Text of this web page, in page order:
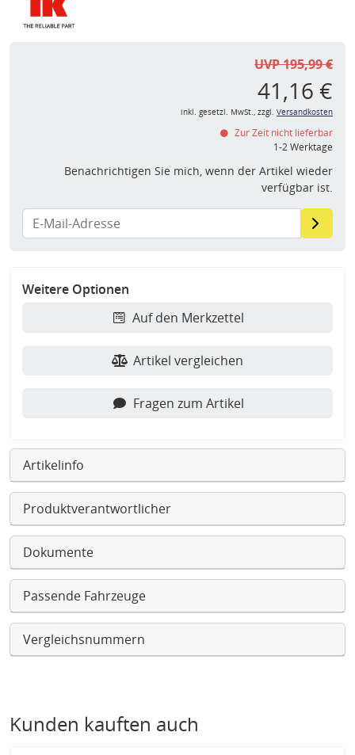
UVP 195,99 €
41,16 €
inkl. gesetzl. MwSt., zzgl. Versandkosten
Zur Zeit nicht lieferbar
1-2 Werktage
Benachrichtigen Sie mich, wenn der Artikel wieder
verfügbar ist.
Weitere Optionen
Auf den Merkzettel
Artikel vergleichen
Fragen zum Artikel
Artikelinfo
Produktverantwortlicher
Dokumente
Passende Fahrzeuge
Vergleichsnummern
Kunden kauften auch